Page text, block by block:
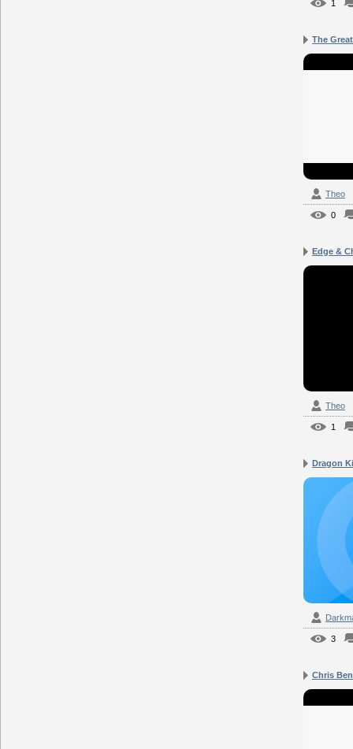
1
The
Theo
0
Edge &
Theo
1
Dragon
3
Chris